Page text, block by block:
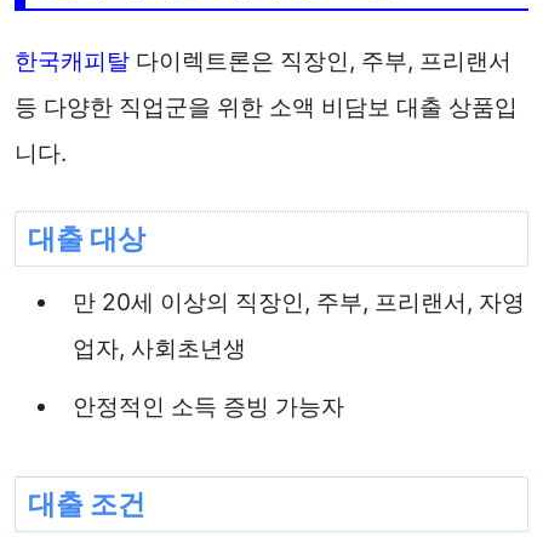
한국캐피탈 다이렉트론은 직장인, 주부, 프리랜서
등 다양한 직업군을 위한 소액 비담보 대출 상품입
니다.
대출 대상
만 20세 이상의 직장인, 주부, 프리랜서, 자영
업자, 사회초년생
안정적인 소득 증빙 가능자
대출 조건